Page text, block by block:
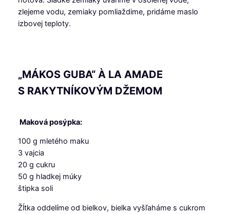
zlejeme vodu, zemiaky pomliaždime, pridáme maslo
izbovej teploty.
„MÁKOS GUBA“ À LA AMADE
S RAKYTNÍKOVÝM DŽEMOM
Maková posýpka:
100 g mletého maku
3 vajcia
20 g cukru
50 g hladkej múky
štipka soli
Žĺtka oddelíme od bielkov, bielka vyšľaháme s cukrom